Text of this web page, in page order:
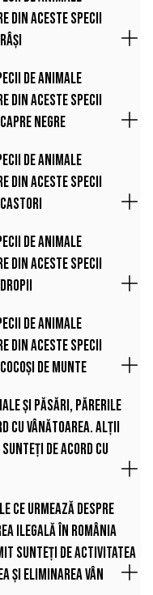
din aceste specii
de animale
din aceste specii
negre
de animale
din aceste specii
de animale
din aceste specii
de animale
din aceste specii
de munte
și păsări, părerile
cu vânătoarea. Alții
de acord cu
ce urmează despre
ilegală în România
sunteți de activitatea
și eliminarea vân